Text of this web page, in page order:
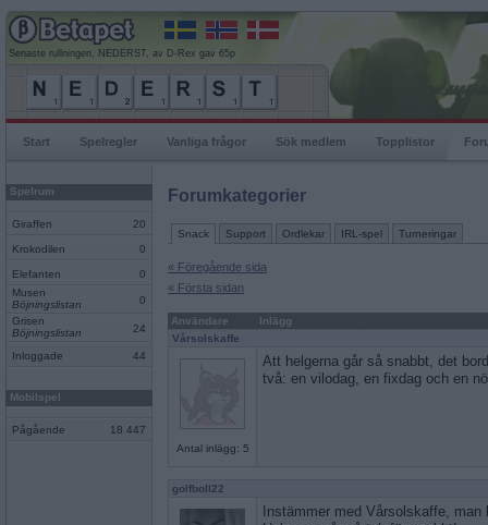
Senaste rullningen, NEDERST, av D-Rex gav 65p
Start Spelregler Vanliga frågor Sök medlem Topplistor
Spelrum
Giraffen 20
Krokodilen 0
Elefanten
0
Musen
Böjningslistan
0
Grisen
Böjningslistan
24
Inloggade 44
Mobilspel
Pågående 18 447
Forumkategorier
Snack Support Ordlekar IRL-spel Turneringar
« Föregående sida
« Första sidan
Användare
Inlägg
Vårsolskaffe
Antal inlägg: 5
Att helgerna går så snabbt, det
två: en vilodag, en fixdag och en
golfboll22
Instämmer med Vårsolskaffe,